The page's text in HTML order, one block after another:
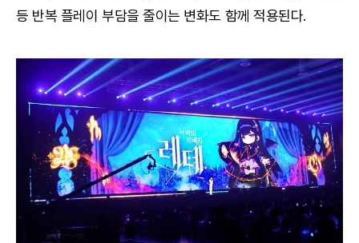
등 반복 플레이 부담을 줄이는 변화도 함께 적용된다.